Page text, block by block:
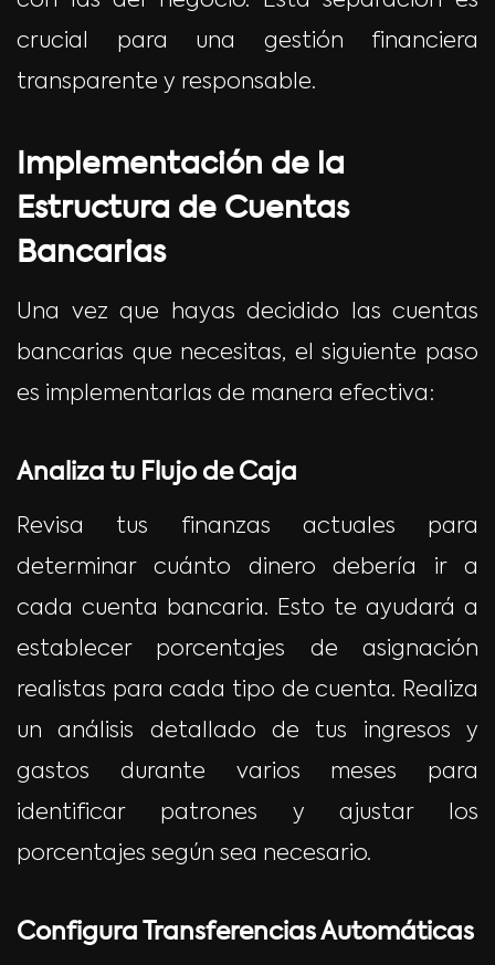
crucial para una gestión financiera
transparente y responsable.
Implementación de la
Estructura de Cuentas
Bancarias
Una vez que hayas decidido las cuentas
bancarias que necesitas, el siguiente paso
es implementarlas de manera efectiva:
Analiza tu Flujo de Caja
Revisa tus finanzas actuales para
determinar cuánto dinero debería ir a
cada cuenta bancaria. Esto te ayudará a
establecer porcentajes de asignación
realistas para cada tipo de cuenta. Realiza
un análisis detallado de tus ingresos y
gastos durante varios meses para
identificar patrones y ajustar los
porcentajes según sea necesario.
Configura Transferencias Automáticas